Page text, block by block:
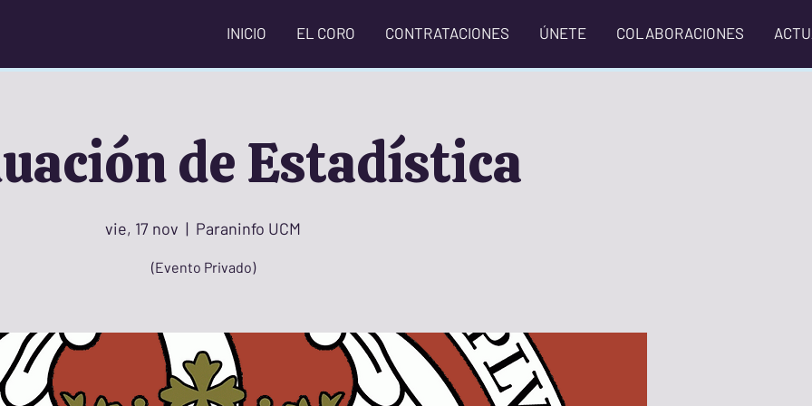
INICIO EL CORO CONTRATACIONES ÚNETE COLABORACIONES
de Estadística
vie, 17 nov
  |
Paraninfo UCM
(Evento Privado)